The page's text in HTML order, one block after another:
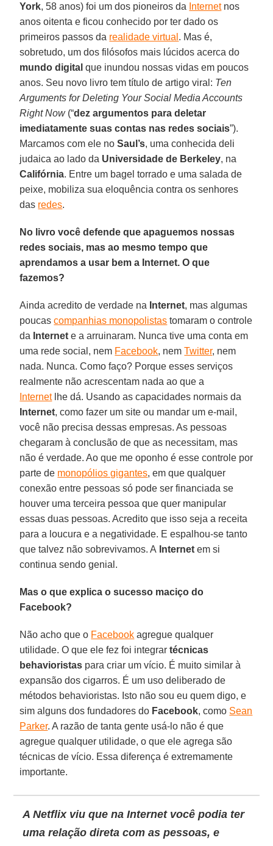
York, 58 anos) foi um dos pioneiros da Internetnos
anos oitenta e ficou conhecido por ter dado os
primeiros passos da realidade virtual . Mas é,
sobretudo, um dos filósofos mais lúcidos acerca do
mundo digital que inundou nossas vidas em poucos
anos. Seu novo livro tem título de artigo viral: Ten
Arguments for Deleting Your Social Media Accounts
Right Now(“dez argumentos para deletar
imediatamente suas contas nas redes sociais”).
Marcamos com ele noSaul’s, uma conhecida deli
judaica ao lado da Universidade de Berkeley, na
Califórnia. Entre um bagel torrado e uma salada de
peixe, mobiliza sua eloquência contra os senhores
das redes.
No livro você defende que apaguemos nossas
redes sociais, mas ao mesmo tempo que
aprendamos a usar bem a Internet. O que
fazemos?
Ainda acredito de verdade na Internet, mas algumas
poucascompanhias monopolistas tomaram o controle
da Internet e a arruinaram. Nunca tive uma conta em
uma rede social, nem Facebook, nemTwitter, nem
nada. Nunca. Como faço? Porque esses serviços
realmente não acrescentam nada ao que a
Internetlhe dá. Usando as capacidades normais da
Internet, como fazer um site ou mandar um e-mail,
você não precisa dessas empresas. As pessoas
chegaram à conclusão de que as necessitam, mas
não é verdade. Ao que me oponho é esse controle por
parte de monopólios gigantes, em que qualquer
conexão entre pessoas só pode ser financiada se
houver uma terceira pessoa que quer manipular
essas duas pessoas. Acredito que isso seja a receita
para a loucura e a negatividade. E espalhou-se tanto
que talvez não sobrevivamos. A Internet em si
continua sendo genial.
Mas o que explica o sucesso maciço do
Facebook?
Não acho que o Facebook agregue qualquer
utilidade. O que ele fez foi integrartécnicas
behavioristas para criar um vício. É muito similar à
expansão dos cigarros. É um uso deliberado de
métodos behavioristas. Isto não sou eu quem digo, e
sim alguns dos fundadores do Facebook, como Sean
Parker. A razão de tanta gente usá-lo não é que
agregue qualquer utilidade, o que ele agrega são
técnicas de vício. Essa diferença é extremamente
importante.
A Netflix viu que na Internet você podia ter
uma relação direta com as pessoas, e